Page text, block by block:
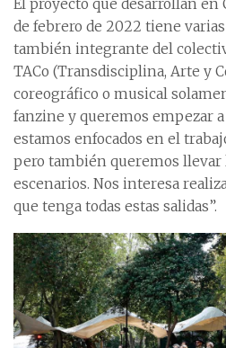
El proyecto que desarrollan en
de febrero de 2022 tiene
también integrante del
TACo (Transdisciplina, Arte y
coreográfico o musical
fanzine y queremos empezar
estamos enfocados en el
pero también queremos llevar
escenarios. Nos interesa
que tenga todas estas salidas”.